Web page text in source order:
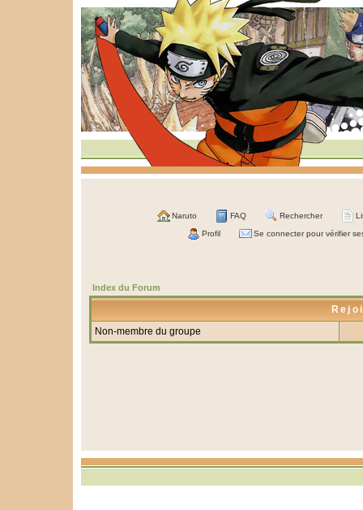
Naruto FAQ Rechercher
Profil Se connecter pour vérifier
Index du Forum
Non-membre du groupe